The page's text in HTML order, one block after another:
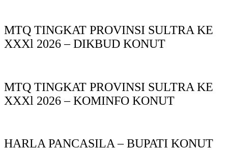
MTQ TINGKAT PROVINSI SULTRA KE
XXXl 2026 – DIKBUD KONUT
MTQ TINGKAT PROVINSI SULTRA KE
XXXl 2026 – KOMINFO KONUT
HARLA PANCASILA – BUPATI KONUT